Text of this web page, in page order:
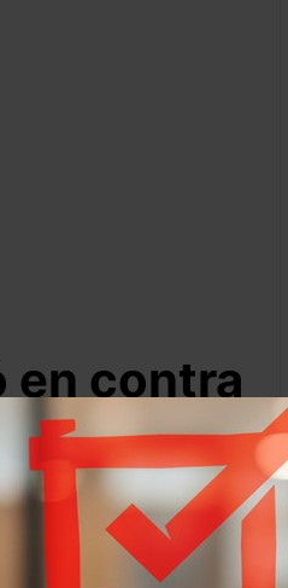
en contra
Dulce Ramos
WikiRamos
Leer después